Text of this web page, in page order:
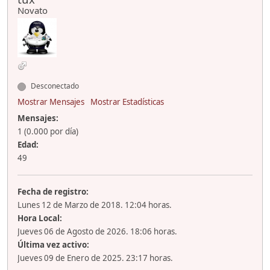
Novato
Desconectado
Mostrar Mensajes
Mostrar Estadísticas
Mensajes:
1 (0.000 por día)
Edad:
49
Fecha de registro:
Lunes 12 de Marzo de 2018. 12:04 horas.
Hora Local:
Jueves 06 de Agosto de 2026. 18:06 horas.
Última vez activo:
Jueves 09 de Enero de 2025. 23:17 horas.